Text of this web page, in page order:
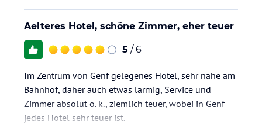
Aelteres Hotel, schöne Zimmer, eher teuer
5 / 6
Im Zentrum von Genf gelegenes Hotel, sehr nahe am
Bahnhof, daher auch etwas lärmig, Service und
Zimmer absolut o. k., ziemlich teuer, wobei in Genf
jedes Hotel sehr teuer ist.